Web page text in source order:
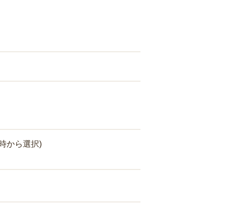
から選択)